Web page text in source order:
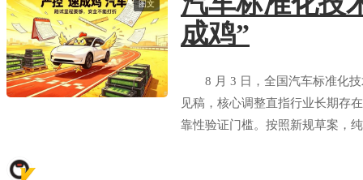
图文
成鸡”
8 月 3 日，全国汽车标准化技
见稿，核心调整直指行业长期存
靠性验证门槛。按照新规草案，